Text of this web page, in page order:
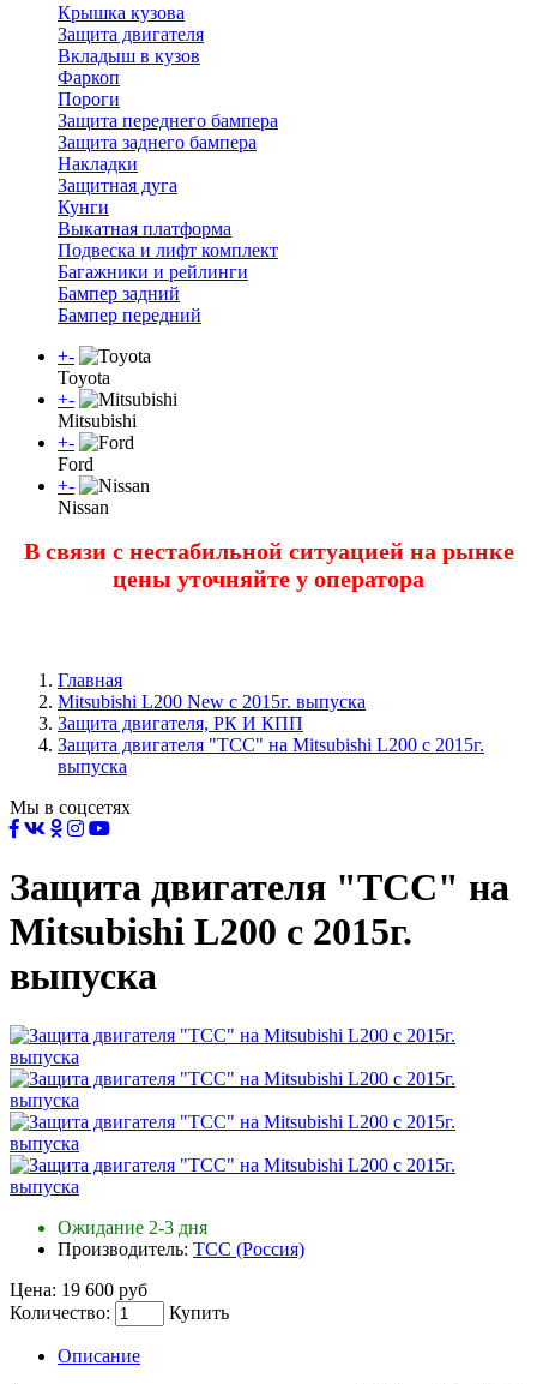
Крышка кузова
Защита двигателя
Вкладыш в кузов
Фаркоп
Пороги
Защита переднего бампера
Защита заднего бампера
Накладки
Защитная дуга
Кунги
Выкатная платформа
Подвеска и лифт комплект
Багажники и рейлинги
Бампер задний
Бампер передний
+-
Toyota
+-
Mitsubishi
+-
Ford
+-
Nissan
В связи с нестабильной ситуацией на рынке
цены уточняйте у оператора
Главная
Mitsubishi L200 New с 2015г. выпуска
Защита двигателя, РК И КПП
Защита двигателя "TCC" на Mitsubishi L200 с 2015г.
выпуска
Мы в соцсетях
Защита двигателя "TCC" на
Mitsubishi L200 с 2015г.
выпуска
Ожидание 2-3 дня
Производитель: ТСС (Россия)
Цена: 19 600 руб
Количество:
Купить
Описание